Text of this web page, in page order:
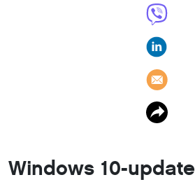
Windows 10-update